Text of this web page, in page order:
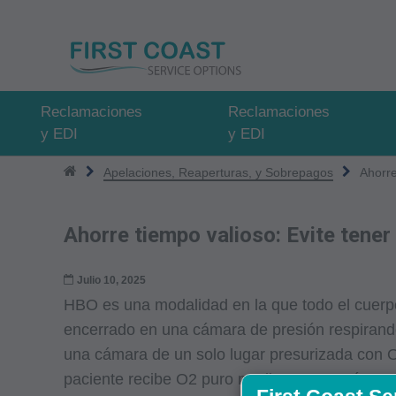
Reclamaciones
y EDI
Reclamaciones
y EDI
Apelaciones, Reaperturas, y Sobrepagos
Ahorre tiempo valioso: Evite
Julio 10, 2025
HBO es una modalidad en la que todo el
encerrado en una cámara de presión
una cámara de un solo lugar presurizada con
paciente recibe O2 puro mediante una